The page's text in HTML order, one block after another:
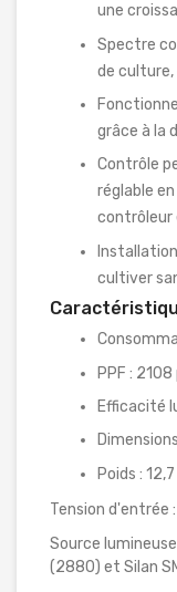
une
Spectre
de culture,
grâce à la
Contrôle
réglable
contrôleur
cultiver
PPF :
Efficacité
Poids :
Tension d'entrée
Source
(2880) et Silan